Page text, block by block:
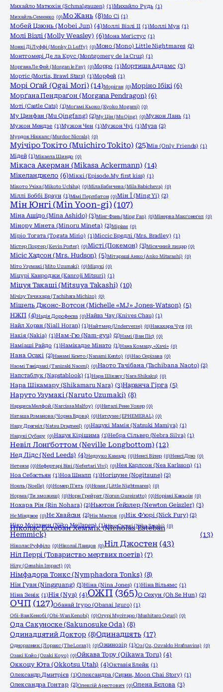
Михайло Матюхін (Schmalgauzen) (1)Михайло Рудь (1)
Михайль Семенко (0)Мо Жань (8)Мо Сі (1)
Мобей Цзюнь (Mobei Jun) (4)Моллі Візлі ІІ (1)Моллі Мун (1)
Молі Візлі (Molly Weasley) (6)Мона Меґістус (1)
Монкі Ді Луффі (Monky D. Luffy) (0)Моно (Mono) Little Nightmares (2)
Монтгомері Де ла Крус (Montgomery de la Cruz) (1)
Моргана Ле Фей (Morgan le Fay) (0)Морро (1)Мортиша Аддамс (3)
Мортіс (Mortis, Brawl Stars) (1)Морфей (1)
Морі Оґай (Ogai Mori) (14)Моріган (0)Моріно Ібікі (6)
Морґана Пендраґон (Morgana Pendragon) (6)
Моті (Castle Cats) (1)Моґамі Кьоко (Kyoko Mogami) (0)
Му Цинфан (Mu Qingfang) (2)Му Цін (Mu Qing) (0)Мужон Лань (1)
Мужон Мендзе (1)Мужон Чен (1)Мужон Чуі (1)Муза (2)
Мурдок Ніккалс (Murdoc Niccals) (0)
Муічіро Токіто (Muichiro Tokito) (25)Мів (Only Friends) (1)
Мідей (1)Мікаела Шиндо (0)
Мікаса Акерман (Mikasa Ackermann) (14)
Мікеланджело (6)Міккі (Episode.My first kiss) (1)
Мікото Учіха (Mikoto Uchiha) (0)Міла Бабичева (Mila Babicheva) (0)
Міллі Боббі Браун (1)Мімі Перлбатон (0)Мін Ї (Ming Yi) (2)
Мін Юнгі (Min Yoon-gi) (107)
Міна Ашідо (Mina Ashido) (3)Мінг Фань (Ming Fan) (0)Мінерва Макґонеґел (0)
Мінору Мінета (Minoru Mineta) (2)Міріам (0)
Міріо Тогата (Togata Mirio) (1)Міссіс Бредлі (Mrs. Bradley) (1)
Містер Портер (Kevin Porter) (0)Місті (Покемон) (3)Місячний лицар (0)
Місіс Хадсон (Mrs. Hudson) (5)Мітараші Анко (Anko Mitarashi) (0)
Міто Узумакі (Mito Uzumaki) (0)Міцукі (0)
Міцурі Канроджи (Kanroji Mitsuri) (1)
Міцуя Такаші (Mitsuya Takashi) (10)
Мічізу Тачихара (Tachihara Michizo) (0)
Мішель Джонс-Вотсон (Michelle «MJ» Jones-Watson) (5)
НЖП (4)Надія Дорофеєва (0)Найвз Чау (Knives Chau) (1)
Найл Хоран (Niall Horan) (1)Найтмер (Underverse) (0)Накахара Чуя (0)
Накія (Nakia) (1)Нам-Гю (Nam-gyu) (2)Намі (Ван Піс) (0)
Наміаші Райдо (1)Намікадзе Мінато (1)Нана Комацу, «Хачі» (0)
Нана Осакі (2)Нанамі Кєнто (Nanami Kento) (0)Нао Серізава (0)
Наомі Танідзакі (Tanizaki Naomi) (0)Наото Тачібана (Tachibana Naoto) (2)
Напстаблук (Napstablook) (1)Нара Шікаку (Nara Shikaku) (0)
Нара Шікамару (Shikamaru Nara) (3)Наранча Гірга (5)
Наруто Узумакі (Naruto Uzumaki) (8)
Нарциса Мелфой (Narcissa Malfoy) (0)Наталі Рене Уокер (0)
Наташа Романова (Чорна Вдова) (0)Натсуме (EPHEMERAL) (0)
Нацу Драгніл (Natsu Dragneel) (0)Нацукі Мамія (Natsuki Mamiya) (1)
Нацукі Субару (0)Нацуя Кірішима (1)Небра Сільвер (Nebra Silva) (1)
Невіл Лонґботтом (Neville Longbottom) (12)
Нед Лідс (Ned Leeds) (4)Недзуко Камадо (0)Ненсі Вілер (0)Ненсі Дрю (0)
Нетеям (0)Нефертарі Віві (Nefertari Vivi) (0)Нея Карлсон (Nea Karlsson) (1)
Ноа Себастьян (1)Ноа Шнапп (1)Ногіцуне (Nogitsune) (2)
Ноель (Noelle) (0)Номер П'ять (0)Номи (Little Nightmares) (0)
Норма (Ти зможеш) (0)Норн Грейрат (Norun Gureiratto) (0)Норіакі Какьоін (0)
Нохара Рін (Rin Nohara) (2)Ньютон Ґейзлер (Newton Geiszler) (3)
Нє Міндзюе (0)Нє Хвайсан (2)Нік Маслов (0)Нік Ф'юрі (Nick Fury) (2)
Ніко Моіланен (Niko Moilanen) (1)Ніко Сасакі (Niko Sasaki) (0)
Ніколас Естебан Хеммік (Nicholas Esteban
Hemmick)
(13)
Ніколас Руффіло (0)Ніколаї Ланцов (0)Ніл Джостен (43)
Ніл Перрі (Товариство мертвих поетів) (7)
Нілу (Genshin Impact) (0)
Німфадора Тонкс (Nymphadora Tonks) (8)
Нін Гуан (Ningguang) (3)Ніна (Nina Jones) (1)Ніна Вільямс (1)
Ніна Зенік (1)Нія (Nya) (4)ОЖП (365)О Сехун (Oh Se Hun) (2)
ОЧП (127)Обанай Ігуро (Obanai Iguro) (1)
Обі-Ван Кенобі (Obi-Wan Kenobi) (0)Огурі Мусітаро (Mushitaro Oguri) (0)
Ода Сакуноске (Sakunosuke Oda) (8)
Одинадцятий Доктор (8)Одинадцять (17)
Одноразник (Лоракс (The Lorax)) (0)Ожинозір (1)Оз (Oz, Ozvaldo Hrafnavins) (0)
Озакі Койо (Ozaki Koyo) (0)Ойкава Тору (Oikawa Toru) (4)
Оккоцу Юта (Okkotsu Utah) (4)Октавія Блейк (1)
Олександр Дмитрієв (1)Олександра (Сирин, Moon Chai Story) (1)
Олександра Гонтар (2)Олексій Арестович (0)Олена Бєлова (3)